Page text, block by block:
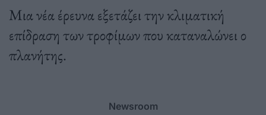
Μια νέα έρευνα εξετάζει την κλιματική
επίδραση των τροφίμων που καταναλώνει ο
πλανήτης.
Newsroom